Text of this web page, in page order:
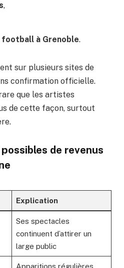
,
football à Grenoble.
sur plusieurs sites de
confirmation officielle.
que les artistes
de cette façon, surtout
de revenus
Explication
Ses spectacles
continuent d’attirer un
large public
Apparitions régulières,